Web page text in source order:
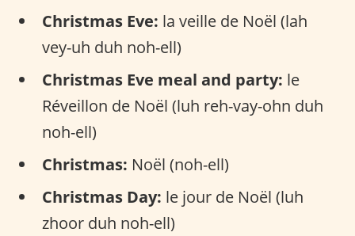
Christmas Eve: la veille de Noël (lah
vey-uh duh noh-ell)
Christmas Eve meal and party: le
Réveillon de Noël (luh reh-vay-ohn duh
noh-ell)
Christmas: Noël (noh-ell)
Christmas Day: le jour de Noël (luh
zhoor duh noh-ell)